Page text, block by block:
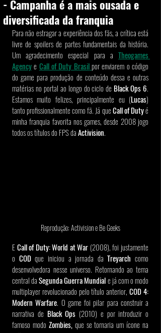
- Campanha é a mais ousada e
diversificada da franquia
Para não estragar a experiência dos fãs, a crítica está
livre de spoilers de partes fundamentais da história.
Um agradecimento especial para a Theogames
Agency e Call of Duty Brasilpor enviarem o código
do game para produção de conteúdo dessa e outras
matérias no portal ao longo do ciclo de Black Ops 6.
Estamos muito felizes, principalmente eu (Lucas)
tanto profissionalmente como fã. Já que Call of Duty é
minha franquia favorita nos games, desde 2008 jogo
todos os títulos do FPS da Activision.
Reprodução: Activision e Be Geeks
E Call of Duty: World at War (2008), foi justamente
o COD que iniciou a jornada da Treyarch como
desenvolvedora nesse universo. Retornando ao tema
central da Segunda Guerra Mundial e já com o modo
multiplayer revolucionado pelo título anterior, COD 4:
Modern Warfare. O game foi pilar para construir a
narrativa de Black Ops (2010) e por introduzir o
famoso modo Zombies, que se tornaria um ícone na